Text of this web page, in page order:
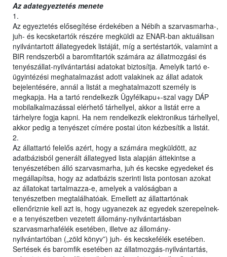
Az adategyeztetés menete
1.
Az egyeztetés elősegítése érdekében a Nébih a szarvasmarha-,
juh- és kecsketartók részére megküldi az ENAR-ban aktuálisan
nyilvántartott állategyedek listáját, míg a sertéstartók, valamint a
BIR rendszerből a baromfitartók számára az állatmozgási és
tenyészállat-nyilvántartási adatokat biztosítja. Amelyik tartó e-
ügyintézési meghatalmazást adott valakinek az állat adatok
bejelentésére, annál a listát a meghatalmazott személy is
megkapja. Ha a tartó rendelkezik Ügyfélkapu+-szal vagy DÁP
mobilalkalmazással elérhető tárhellyel, akkor a listát erre a
tárhelyre fogja kapni. Ha nem rendelkezik elektronikus tárhellyel,
akkor pedig a tenyészet címére postai úton kézbesítik a listát.
2.
Az állattartó felelős azért, hogy a számára megküldött, az
adatbázisból generált állategyed lista alapján áttekintse a
tenyészetében álló szarvasmarha, juh és kecske egyedeket és
megállapítsa, hogy az adatbázis szerinti lista pontosan azokat
az állatokat tartalmazza-e, amelyek a valóságban a
tenyészetben megtalálhatóak. Emellett az állattartónak
ellenőriznie kell azt is, hogy ugyanezek az egyedek szerepelnek-
e a tenyészetben vezetett állomány-nyilvántartásban
szarvasmarhafélék esetében, illetve az állomány-
nyilvántartóban („zöld könyv”) juh- és kecskefélék esetében.
Sertések és baromfik esetében az állatmozgás-nyilvántartás,